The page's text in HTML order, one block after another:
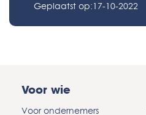
Geplaatst op:17-10-2022
Voor wie
Voor ondernemers